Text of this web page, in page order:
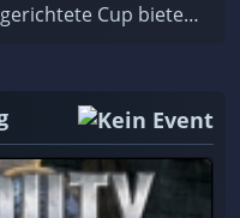
Cup bietet